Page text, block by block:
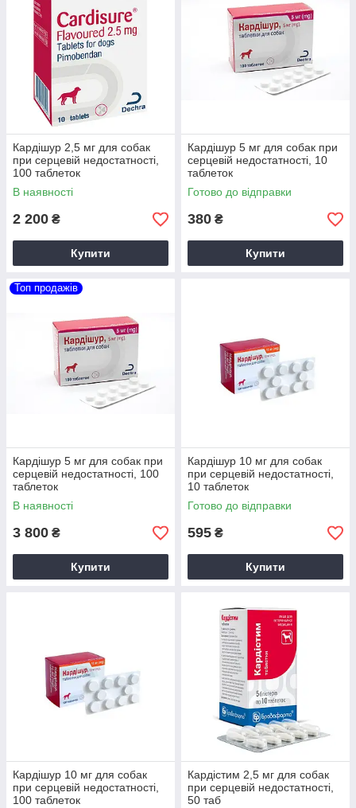
Кардішур 2,5 мг для собак
при серцевій недостатності,
100 таблеток
В наявності
2 200 ₴
Купити
Кардішур 5 мг для собак при
серцевій недостатності, 10
таблеток
Готово до відправки
380 ₴
Купити
Топ продажів
Кардішур 5 мг для собак при
серцевій недостатності, 100
таблеток
В наявності
3 800 ₴
Купити
Кардішур 10 мг для собак
при серцевій недостатності,
10 таблеток
Готово до відправки
595 ₴
Купити
Кардішур 10 мг для собак
при серцевій недостатності,
100 таблеток
Кардістим 2,5 мг для собак
при серцевій недостатності,
50 таб